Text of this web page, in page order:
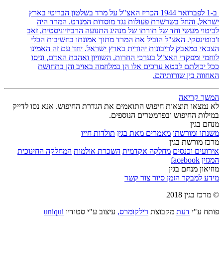
ב-1 לפברואר 1944 הכריז האצ"ל על מרד בשלטון הבריטי בארץ
ישראל, והחל בשרשרת פעולות נגד מוסדות המנדט. המרד היה
לביטוי מעשי וחד של תורתו של מנהיג התנועה הרביזיוניסטית, זאב
ז'בוטינסקי. האצ"ל הוביל את המרד מתוך אמונתו בחשיבות הכלי
הצבאי במאבק לריבונות יהודית בארץ ישראל. יחד עם זה האמינו
לוחמי ומפקדי האצ"ל בערכי החרות, השוויון ואהבת האדם, וניסו
ככל יכולתם לבטא ערכים אלו הן במלחמה באויב והן בתחושת
האחווה בין שורותיהם.
המשך קריאה
לא נמצאו תוצאות חיפוש התואמים את הגדרת החיפוש. אנא נסו לדייק
במילות החיפוש ובפרמטרים הנוספים.
מנחם בגין
משנתו ומורשתו מאמרים מאת בגין תולדות חייו
מרכז מורשת בגין
אירועים וכנסים מחלקה אקדמית השכרת אולמות המחלקה החינוכית
המגזין facebook
מוזיאון מנחם בגין
מידע למבקר הזמן סיור צור קשר
© מרכז בגין 2018
פותח ע"י דעת מקבוצת רילקומרס, עיצוב ע"י סטודיו uniqui